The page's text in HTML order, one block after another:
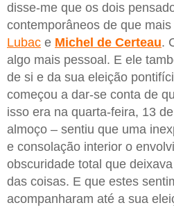
disse-me que os dois
contemporâneos de que
Lubac e Michel de Certeau.
algo mais pessoal. E ele
de si e da sua eleição
começou a dar-se conta de
isso era na quarta-feira, 13
almoço – sentiu que uma
e consolação interior o
obscuridade total que
das coisas. E que estes
acompanharam até a sua